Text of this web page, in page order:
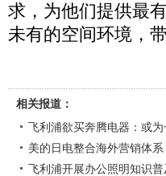
求，为他们提供最
未有的空间环境，
相关报道：
飞利浦欲买奔腾电器：或
美的日电整合海外营销体系
飞利浦开展办公照明知识普